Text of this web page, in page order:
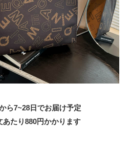
ら7~28日でお届け予定
あたり880円かかります